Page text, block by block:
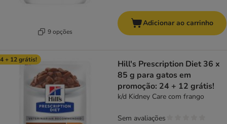
9 opções
Adicionar ao carrinho
+ 12 grátis!
Hill's Prescription Diet 36 x
85 g para gatos em
promoção: 24 + 12 grátis!
k/d Kidney Care com frango
Sem avaliações